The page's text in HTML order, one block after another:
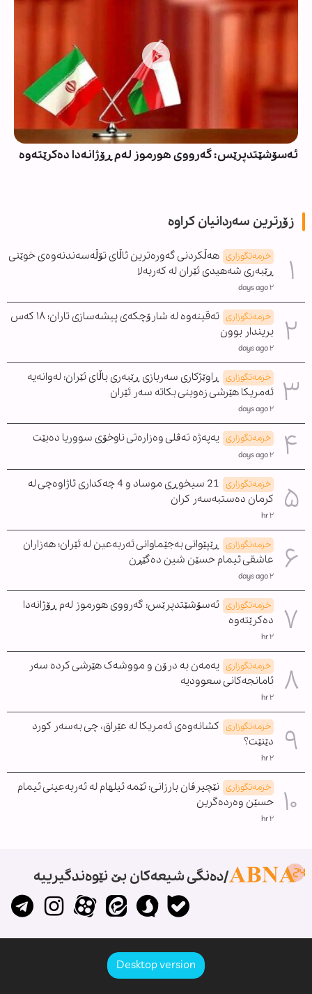
ئەسۆشێتدپرێس: گەرووی هورموز لەم ڕۆژانەدا دەکرێتەوە
زۆرترین سەردانیان کراوە
خزمەتگوزاری هەڵکردنی گەورەترین ئاڵای تۆڵەسەندنەوەی خوێنی
ڕێبەری شەهیدی ئێران لە کەربەلا
٢ days ago
خزمەتگوزاری
تەقینەوە لە شارۆچکەی پیشەسازی تاران؛ ١٨ کەس
بریندار بوون
٢ days ago
خزمەتگوزاری ڕاوێژکاری سەربازی ڕێبەری باڵای ئێران: لەوانەیە
ئەمریکا هێرشی زەوینی بکاتە سەر ئێران
٢ days ago
خزمەتگوزاری یەپەژە تەڤلی وەزارەتی ناوخۆی سووریا دەبێت
٢ days ago
خزمەتگوزاری
21 سیخوڕی موساد و 4 چەکداری ئاژاوەچی لە
کرمان دەستبەسەر کران
٢ hr
خزمەتگوزاری ڕێپێوانی بەجێماوانی ئەربەعین لە ئێران؛ هەزاران
عاشقی ئیمام حسێن شین دەگێڕن
٢ days ago
خزمەتگوزاری ئەسۆشێتدپرێس: گەرووی هورموز لەم ڕۆژانەدا
دەکرێتەوە
٢ hr
خزمەتگوزاری یەمەن بە درۆن و مووشەک هێرشی کردە سەر
ئامانجەکانی سعوودیە
٢ hr
خزمەتگوزاری کشانەوەی ئەمریکا لە عێراق، چی بەسەر کورد
دێنێت؟
٢ hr
خزمەتگوزاری نێچیرڤان بارزانی: ئێمە ئیلهام لە ئەربەعینی ئیمام
حسێن وەردەگرین
٢ hr
دەنگی شیعەکان بێ نێوەندگیرییە
Desktop version